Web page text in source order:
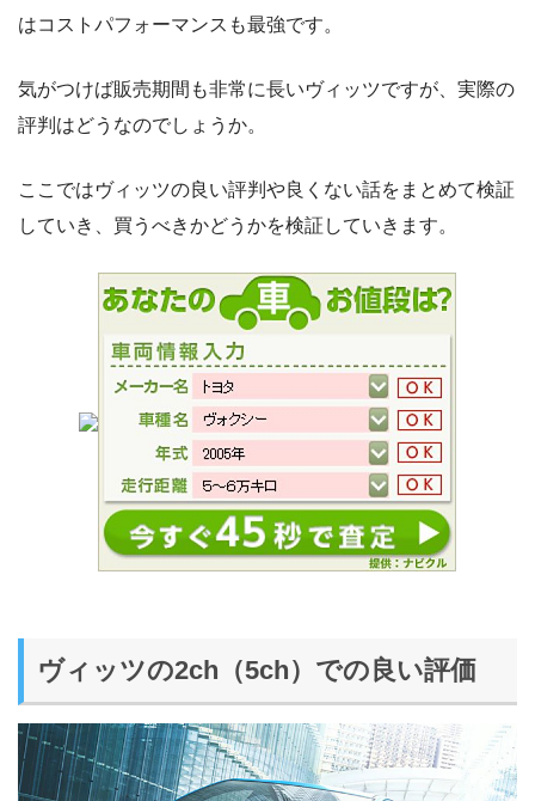
はコストパフォーマンスも最強です。
気がつけば販売期間も非常に長いヴィッツですが、実際の
評判はどうなのでしょうか。
ここではヴィッツの良い評判や良くない話をまとめて検証
していき、買うべきかどうかを検証していきます。
ヴィッツの2ch（5ch）での良い評価